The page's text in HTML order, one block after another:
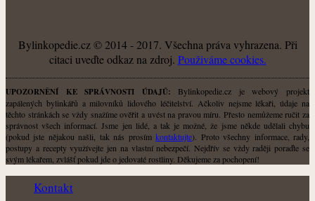
Bylinkopedie.cz © 2014 - 2017. Všechna práva vyhrazena. Při
citaci uveďte odkaz na zdroj. Použiváme cookies.
UPOZORNĚNÍ KE SPRÁVNOSTI ÚDAJŮ: Bylinkopedie.cz je webový projekt
zapálených bylinkářů a milovníků lidového léčitelství. Ačkoliv nejsme lékaři, údaje na
těchto stránkách se vždy snažíme ověřit a uvést na pravou míru. Přesto nemůžeme ručit za
správnost všech informací. Jsme jen lidé, a tak je možné, že jsme někde udělali chybu
(pokud jste nějakou našli, tak nás prosímkontaktujte). Proto všechny informace, rady,
postupy a recepty využívejte jen na vlastní nebezpečí. Nejdřív se vždy raději poraďte se
svým lékařem, zvlášť pokud jde o jedovaté rostliny. Děkujeme za pochopení!
Kontakt